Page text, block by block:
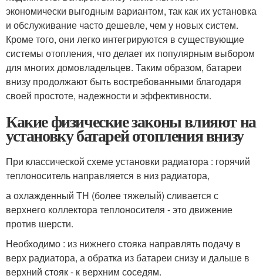
экономически выгодным вариантом, так как их установка
и обслуживание часто дешевле, чем у новых систем.
Кроме того, они легко интегрируются в существующие
системы отопления, что делает их популярным выбором
для многих домовладельцев. Таким образом, батареи
внизу продолжают быть востребованными благодаря
своей простоте, надежности и эффективности.
Какие физические законы влияют на
установку батарей отопления внизу
При классической схеме установки радиатора : горячий
теплоноситель направляется в низ радиатора,
а охлажденный ТН (более тяжелый) сливается с
верхнего коллектора теплоносителя - это движение
против шерсти.
Необходимо : из нижнего стояка направлять подачу в
верх радиатора, а обратка из батареи снизу и дальше в
верхний стояк - к верхним соседям.